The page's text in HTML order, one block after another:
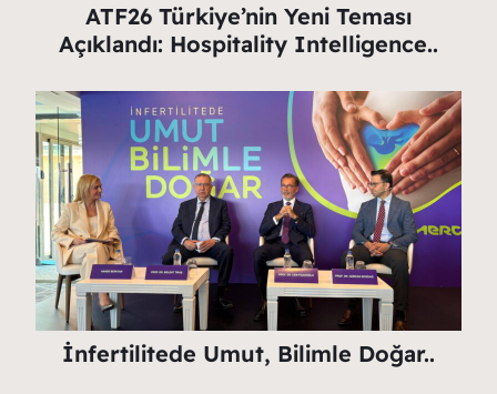
ATF26 Türkiye’nin Yeni Teması
Açıklandı: Hospitality Intelligence..
İnfertilitede Umut, Bilimle Doğar..